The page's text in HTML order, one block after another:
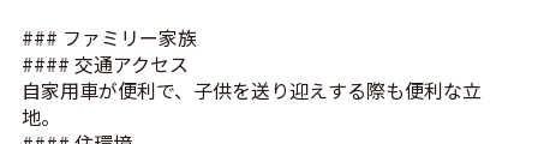
### ファミリー家族
#### 交通アクセス
自家用車が便利で、子供を送り迎えする際も便利な立
地。